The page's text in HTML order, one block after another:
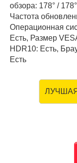
обзора: 178° /
Частота
Операционная
Есть, Размер
HDR10: Есть,
Есть